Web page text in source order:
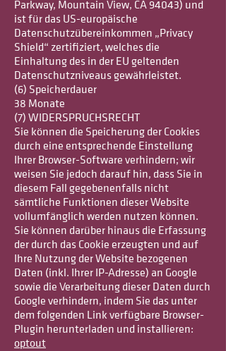
Parkway, Mountain View, CA 94043) und
ist für das US-europäische
Datenschutzübereinkommen „Privacy
Shield“ zertifiziert, welches die
Einhaltung des in der EU geltenden
Datenschutzniveaus gewährleistet.
(6) Speicherdauer
38 Monate
(7) WIDERSPRUCHSRECHT
Sie können die Speicherung der Cookies
durch eine entsprechende Einstellung
Ihrer Browser-Software verhindern; wir
weisen Sie jedoch darauf hin, dass Sie in
diesem Fall gegebenenfalls nicht
sämtliche Funktionen dieser Website
vollumfänglich werden nutzen können.
Sie können darüber hinaus die Erfassung
der durch das Cookie erzeugten und auf
Ihre Nutzung der Website bezogenen
Daten (inkl. Ihrer IP-Adresse) an Google
sowie die Verarbeitung dieser Daten durch
Google verhindern, indem Sie das unter
dem folgenden Link verfügbare Browser-
Plugin herunterladen und installieren:
optout